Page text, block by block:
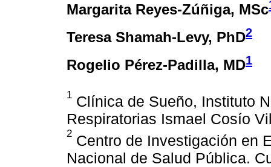
Margarita Reyes-Zúñiga, MSc
Teresa Shamah-Levy, PhD2
Rogelio Pérez-Padilla, MD1
1 Clínica de Sueño, Instituto
Respiratorias Ismael Cosío
2 Centro de Investigación en
Nacional de Salud Pública.